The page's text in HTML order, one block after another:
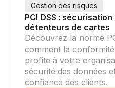
Gestion des risques
PCI DSS :
détenteurs de cartes
Découvrez la norme
comment la
profite à votre
sécurité des données
confiance des clients.